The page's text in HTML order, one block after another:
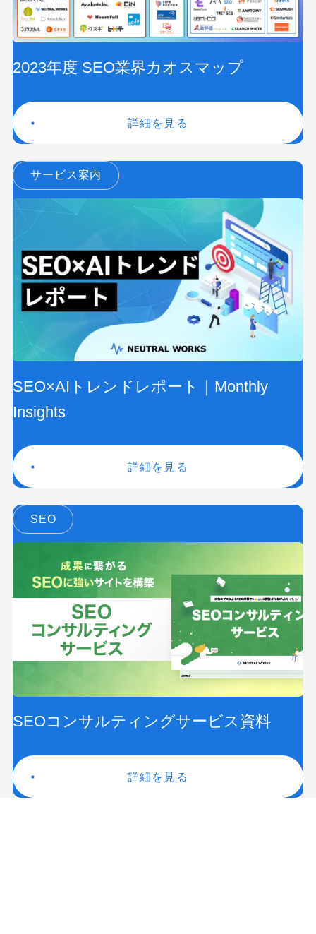
2023年度 SEO業界カオスマップ
詳細を見る
サービス案内
SEO×AIトレンドレポート｜Monthly
Insights
詳細を見る
SEO
SEOコンサルティングサービス資料
詳細を見る